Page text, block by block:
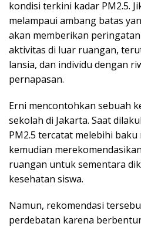
kondisi terkini kadar PM2.5.
melampaui ambang batas
akan memberikan
aktivitas di luar ruangan,
lansia, dan individu dengan
pernapasan.
Erni mencontohkan sebuah
sekolah di Jakarta. Saat
PM2.5 tercatat melebihi baku
kemudian
ruangan untuk sementara
kesehatan siswa.
Namun, rekomendasi
perdebatan karena